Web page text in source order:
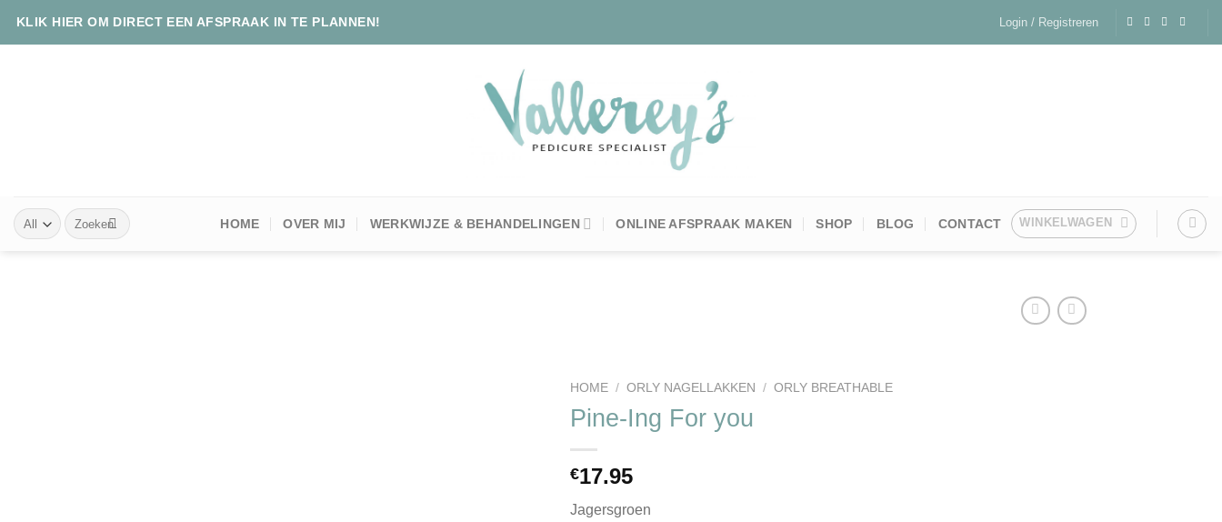
KLIK HIER OM DIRECT EEN AFSPRAAK IN TE PLANNEN! Login / Registreren
Zoeken
naar:
HOME OVER MIJ WERKWIJZE & BEHANDELINGEN ONLINE AFSPRAAK MAKEN SHOP BLOG CONTACT WINKELWAGEN
HOME / ORLY NAGELLAKKEN / ORLY BREATHABLE
Pine-Ing For you
€17.95
Jagersgroen